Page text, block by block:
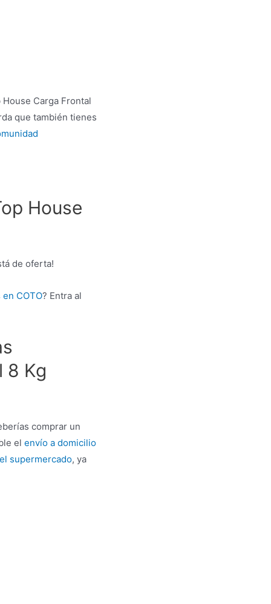
Carga Frontal
que también tienes
House
de oferta!
COTO? Entra al
8 Kg
comprar un
el envío a domicilio
supermercado, ya